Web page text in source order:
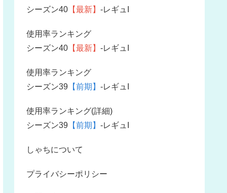
シーズン40 【最新】 -レギュI
使用率ランキング
シーズン40 【最新】 -レギュI
使用率ランキング
シーズン39 【前期】 -レギュI
使用率ランキング(詳細)
シーズン39 【前期】 -レギュI
しゃちについて
プライバシーポリシー